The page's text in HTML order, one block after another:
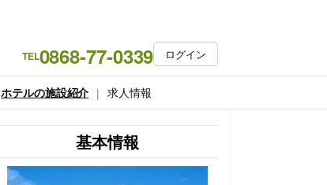
TEL0868-77-0339 ログイン
ホテルの施設紹介 求人情報
基本情報